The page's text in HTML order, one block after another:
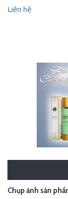
Liên hệ
Chụp ảnh sản